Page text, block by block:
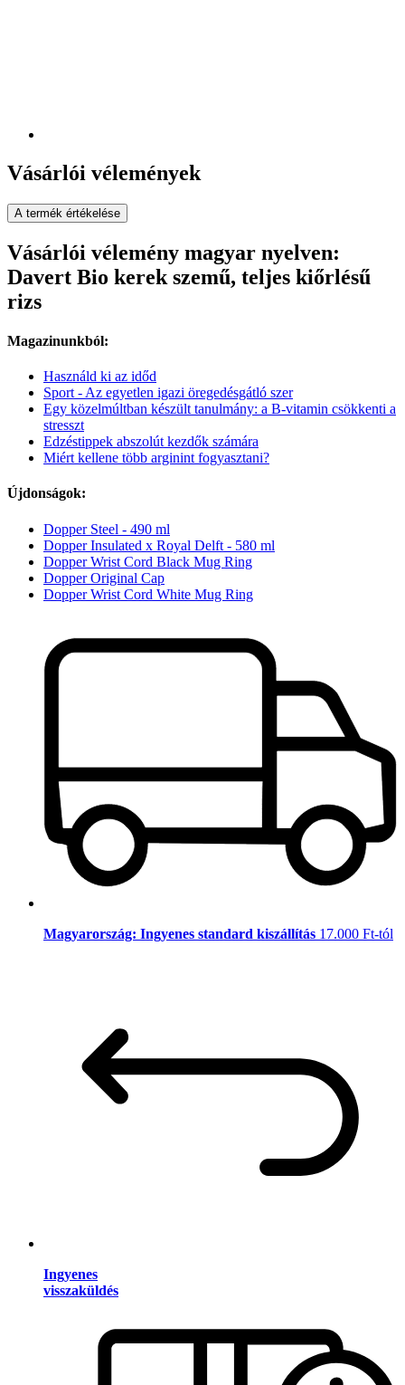
Vásárlói vélemények
A termék értékelése
Vásárlói vélemény magyar nyelven:
Davert Bio kerek szemű, teljes kiőrlésű
rizs
Magazinunkból:
Használd ki az időd
Sport - Az egyetlen igazi öregedésgátló szer
Egy közelmúltban készült tanulmány: a B-vitamin csökkenti a
stresszt
Edzéstippek abszolút kezdők számára
Miért kellene több arginint fogyasztani?
Újdonságok:
Dopper Steel - 490 ml
Dopper Insulated x Royal Delft - 580 ml
Dopper Wrist Cord Black Mug Ring
Dopper Original Cap
Dopper Wrist Cord White Mug Ring
Magyarország: Ingyenes standard kiszállítás 17.000 Ft-tól
Ingyenes
visszaküldés